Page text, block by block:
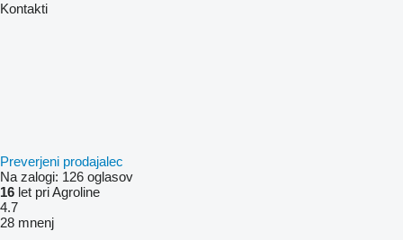
Kontakti
Preverjeni prodajalec
Na zalogi: 126 oglasov
16 let pri Agroline
4.7
28 mnenj